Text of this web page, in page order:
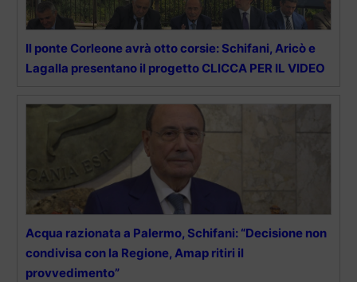
Il ponte Corleone avrà otto corsie: Schifani, Aricò e
Lagalla presentano il progetto CLICCA PER IL VIDEO
Acqua razionata a Palermo, Schifani: “Decisione non
condivisa con la Regione, Amap ritiri il
provvedimento”